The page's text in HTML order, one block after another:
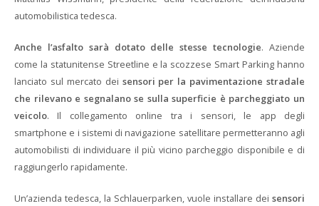
automobilistica tedesca.
Anche l’asfalto sarà dotato delle stesse tecnologie. Aziende
come la statunitense Streetline e la scozzese Smart Parking hanno
lanciato sul mercato dei sensori per la pavimentazione stradale
che rilevano e segnalano se sulla superficie è parcheggiato un
veicolo. Il collegamento online tra i sensori, le app degli
smartphone e i sistemi di navigazione satellitare permetteranno agli
automobilisti di individuare il più vicino parcheggio disponibile e di
raggiungerlo rapidamente.
Un’azienda tedesca, la Schlauerparken, vuole installare dei sensori